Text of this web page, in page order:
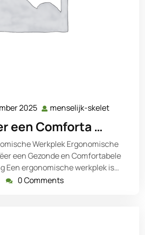
2025 02
september
2025
menselijk-skelet
een Comforta …
Werkplek Ergonomische
een Gezonde en Comfortabele
Een ergonomische werkplek is…
0 Comments